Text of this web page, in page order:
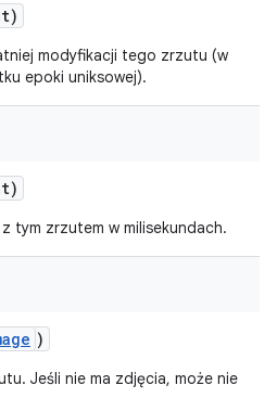
modyfikacji tego zrzutu (w
epoki uniksowej).
tym zrzutem w milisekundach.
)
Jeśli nie ma zdjęcia, może nie